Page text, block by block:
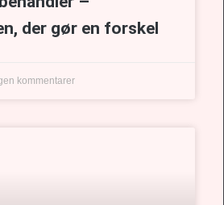
der gør en forskel
kommentarer